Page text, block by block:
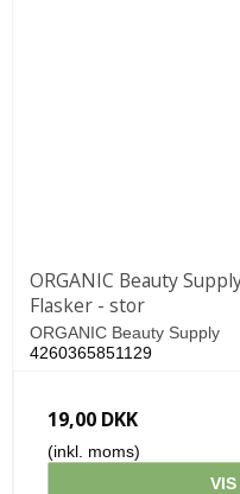
ORGANIC Beauty
Flasker - stor
ORGANIC Beauty Supply
4260365851129
19,00 DKK
(inkl. moms)